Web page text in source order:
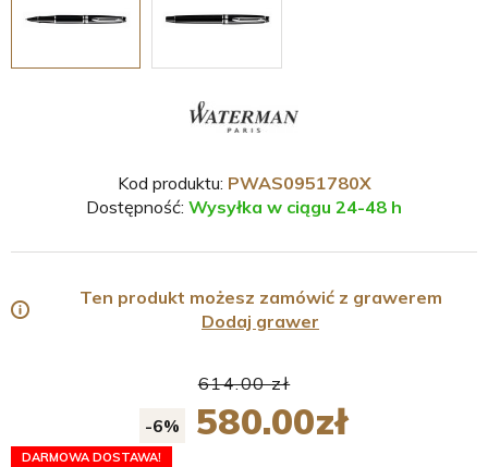
Kod produktu: PWAS0951780X
Dostępność: Wysyłka w ciągu 24-48 h
Ten produkt możesz zamówić z grawerem
Dodaj grawer
614.00 zł
-6%
580.00zł
DARMOWA DOSTAWA!